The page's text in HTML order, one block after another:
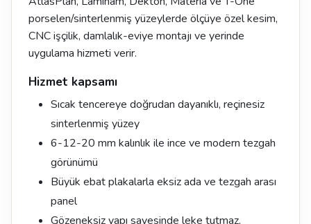
porselen/sinterlenmiş yüzeylerde ölçüye özel kesim,
CNC işçilik, damlalık-eviye montajı ve yerinde
uygulama hizmeti verir.
Hizmet kapsamı
Sıcak tencereye doğrudan dayanıklı, reçinesiz
sinterlenmiş yüzey
6-12-20 mm kalınlık ile ince ve modern tezgah
görünümü
Büyük ebat plakalarla eksiz ada ve tezgah arası
panel
Gözeneksiz yapı sayesinde leke tutmaz,